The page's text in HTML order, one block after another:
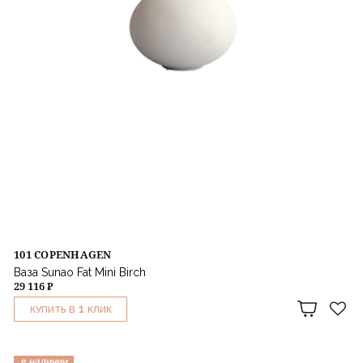
101 COPENHAGEN
Ваза Sunao Fat Mini Birch
29 116 ₽
КУПИТЬ В 1 КЛИК